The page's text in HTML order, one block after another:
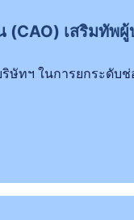
เสริมทัพผู้
ษัทฯ ในการยกระดับ